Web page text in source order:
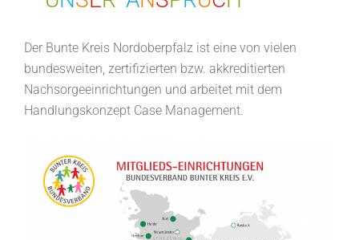
Der Bunte Kreis Nordoberpfalz ist eine von vielen
bundesweiten, zertifizierten bzw. akkreditierten
Nachsorgeeinrichtungen und arbeitet mit dem
Handlungskonzept Case Management.